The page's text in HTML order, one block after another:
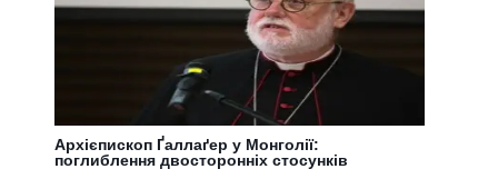
Архієпископ Ґаллаґер у Монголії:
поглиблення двосторонніх стосунків